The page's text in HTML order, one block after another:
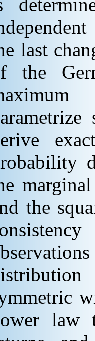
last
the
the
law